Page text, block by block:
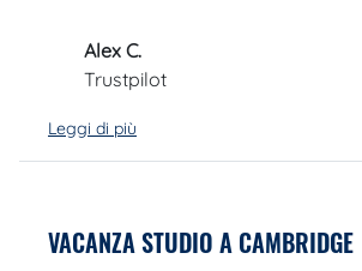
Alex C.
Trustpilot
Leggi di più
VACANZA STUDIO A CAMBRIDGE